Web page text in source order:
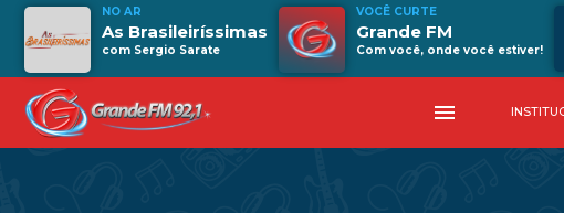
NO AR
As Brasileiríssimas
com Sergio Sarate
VOCÊ CURTE
Grande FM
Com você, onde você estiver!
menu